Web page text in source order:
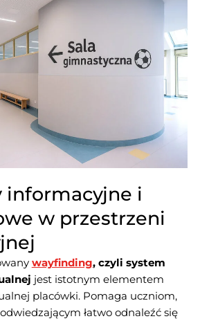
informacyjne i
w przestrzeni
wayfinding, czyli system
jest istotnym elementem
placówki. Pomaga uczniom,
łatwo odnaleźć się